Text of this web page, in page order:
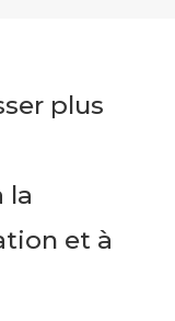
plus
la
et à